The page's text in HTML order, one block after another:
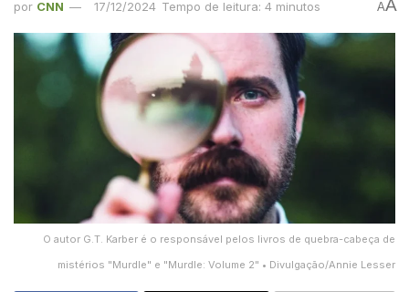
por CNN 17/12/2024 Tempo de leitura: 4 minutos AA
O autor G.T. Karber é o responsável pelos livros de quebra-cabeça de
mistérios "Murdle" e "Murdle: Volume 2" • Divulgação/Annie Lesser